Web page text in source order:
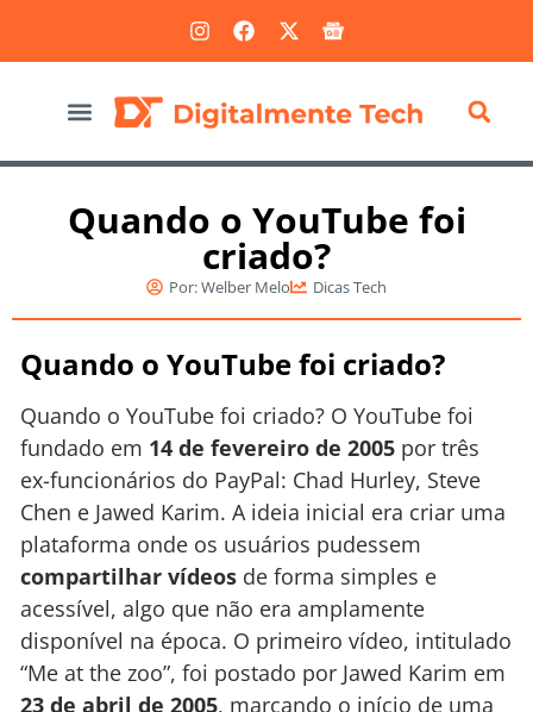
Quando o YouTube foi
criado?
Por:Welber Melo Dicas Tech
Quando o YouTube foi criado?
Quando o YouTube foi criado? O YouTube foi
fundado em 14 de fevereiro de 2005 por três
ex-funcionários do PayPal: Chad Hurley, Steve
Chen e Jawed Karim. A ideia inicial era criar uma
plataforma onde os usuários pudessem
compartilhar vídeos de forma simples e
acessível, algo que não era amplamente
disponível na época. O primeiro vídeo, intitulado
“Me at the zoo”, foi postado por Jawed Karim em
23 de abril de 2005, marcando o início de uma